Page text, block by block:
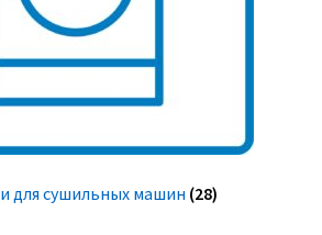
для сушильных машин (28)